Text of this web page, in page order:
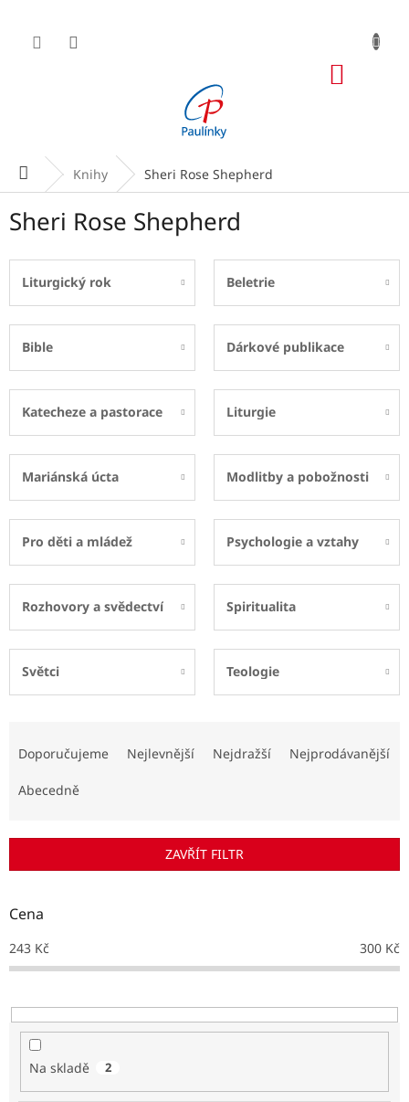
obsah
Domů Knihy Sheri Rose Shepherd
Sheri Rose Shepherd
Liturgický rok Beletrie
Bible Dárkové publikace
Katecheze a pastorace Liturgie
Mariánská úcta Modlitby a pobožnosti
Pro děti a mládež Psychologie a vztahy
Rozhovory a svědectví Spiritualita
Světci Teologie
r
d
k
t
Doporučujeme Nejlevnější Nejdražší Nejprodávanější
Abecedně
ZAVŘÍT FILTR
Cena
243 Kč 300 Kč
Na skladě 2